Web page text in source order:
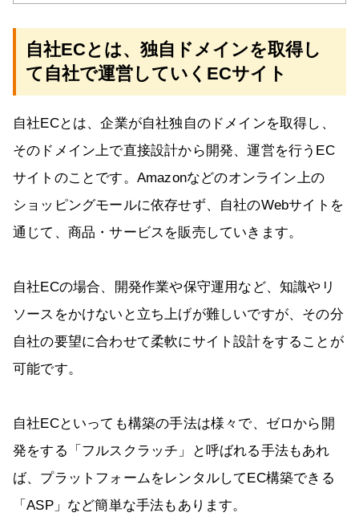
自社ECとは、独自ドメインを取得し
て自社で運営していくECサイト
自社ECとは、企業が自社独自のドメインを取得し、
そのドメイン上で直接設計から開発、運営を行うEC
サイトのことです。Amazonなどのオンライン上の
ショッピングモールに依存せず、自社のWebサイトを
通じて、商品・サービスを販売していきます。
自社ECの場合、開発作業や保守運用など、知識やリ
ソースをかけないと立ち上げが難しいですが、その分
自社の要望に合わせて柔軟にサイト設計をすることが
可能です。
自社ECといっても構築の手法は様々で、ゼロから開
発をする「フルスクラッチ」と呼ばれる手法もあれ
ば、プラットフォームをレンタルしてEC構築できる
「ASP」など簡単な手法もあります。